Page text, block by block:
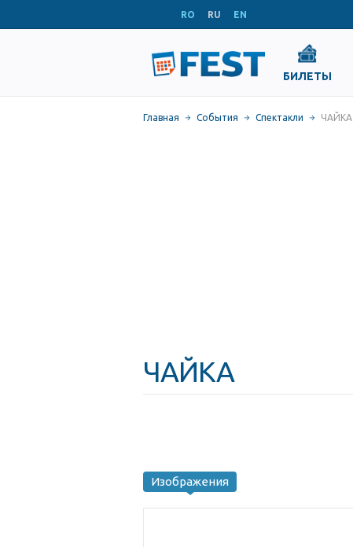
RO RU EN
БИЛЕТЫ
Главная События Спектакли ЧАЙКА
ЧАЙКА
Изображения